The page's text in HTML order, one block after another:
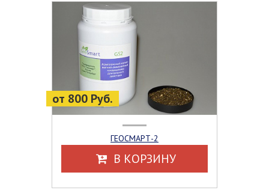
от 800 Руб.
ГЕОСМАРТ-2
В КОРЗИНУ